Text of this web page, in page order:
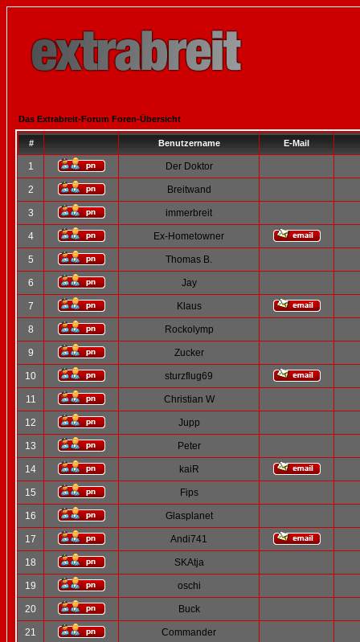
Das Extrabreit-Forum Foren-Übersicht
# Benutzername E-Mail
1 Der Doktor
2 Breitwand
3 immerbreit
4 Ex-Hometowner
5 Thomas B.
6 Jay
7 Klaus
8 Rockolymp
9 Zucker
10 sturzflug69
11 Christian W
12 Jupp
13 Peter
14 kaiR
15 Fips
16 Glasplanet
17 Andi741
18 SKAtja
19 oschi
20 Buck
21 Commander